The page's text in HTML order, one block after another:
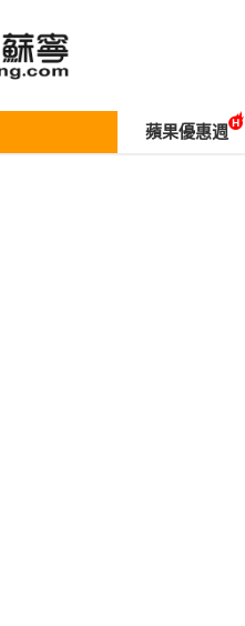
蘋果優惠週